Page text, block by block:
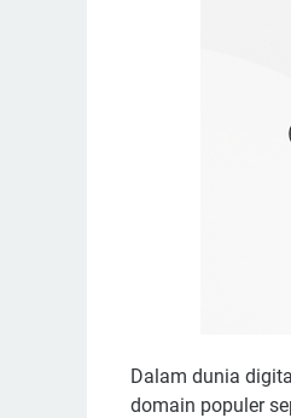
Dalam dunia
domain populer